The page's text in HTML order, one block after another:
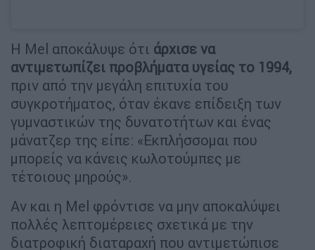
Η Mel αποκάλυψε ότι άρχισε να
αντιμετωπίζει προβλήματα υγείας το 1994,
πριν από την μεγάλη επιτυχία του
συγκροτήματος, όταν έκανε επίδειξη των
γυμναστικών της δυνατοτήτων και ένας
μάνατζερ της είπε: «Εκπλήσσομαι που
μπορείς να κάνεις κωλοτούμπες με
τέτοιους μηρούς».
Αν και η Mel φρόντισε να μην αποκαλύψει
πολλές λεπτομέρειες σχετικά με την
διατροφική διαταραχή που αντιμετώπισε